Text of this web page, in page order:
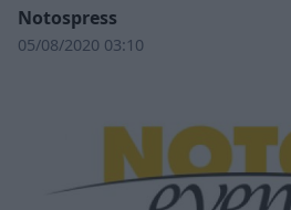
Notospress
05/08/2020 03:10